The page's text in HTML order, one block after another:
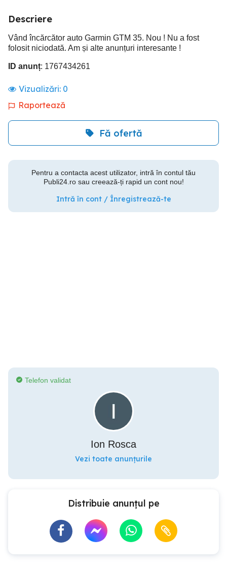
Descriere
Vând încărcător auto Garmin GTM 35. Nou ! Nu a fost
folosit niciodată. Am și alte anunțuri interesante !
ID anunț: 1767434261
Vizualizări: 0
Raportează
Fă ofertă
Pentru a contacta acest utilizator, intră în contul tău
Publi24.ro sau creează-ți rapid un cont nou!
Intră în cont / Înregistrează-te
Telefon validat
Ion Rosca
Vezi toate anunțurile
Distribuie anunțul pe